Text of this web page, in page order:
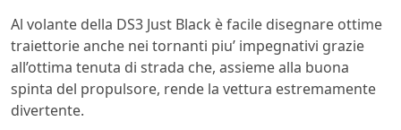
Al volante della DS3 Just Black è facile disegnare ottime
traiettorie anche nei tornanti piu’ impegnativi grazie
all’ottima tenuta di strada che, assieme alla buona
spinta del propulsore, rende la vettura estremamente
divertente.